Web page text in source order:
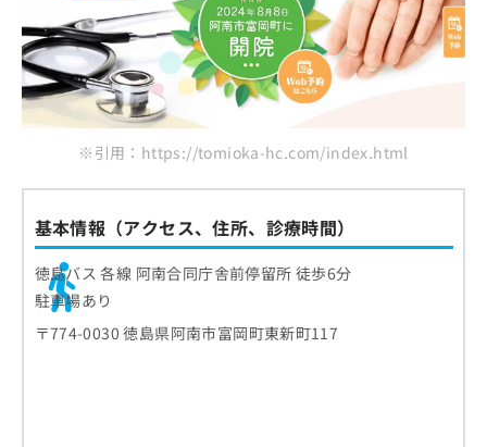
※引用：https://tomioka-hc.com/index.html
基本情報（アクセス、住所、診療時間）
徳島バス 各線 阿南合同庁舎前停留所 徒歩6分
駐車場あり
〒774-0030 徳島県阿南市富岡町東新町117